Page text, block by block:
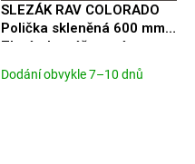
SLEZÁK RAV COLORADO
Polička skleněná 600 mm,
Zlatá - kartáčovaná
Dodání obvykle 7–10 dnů